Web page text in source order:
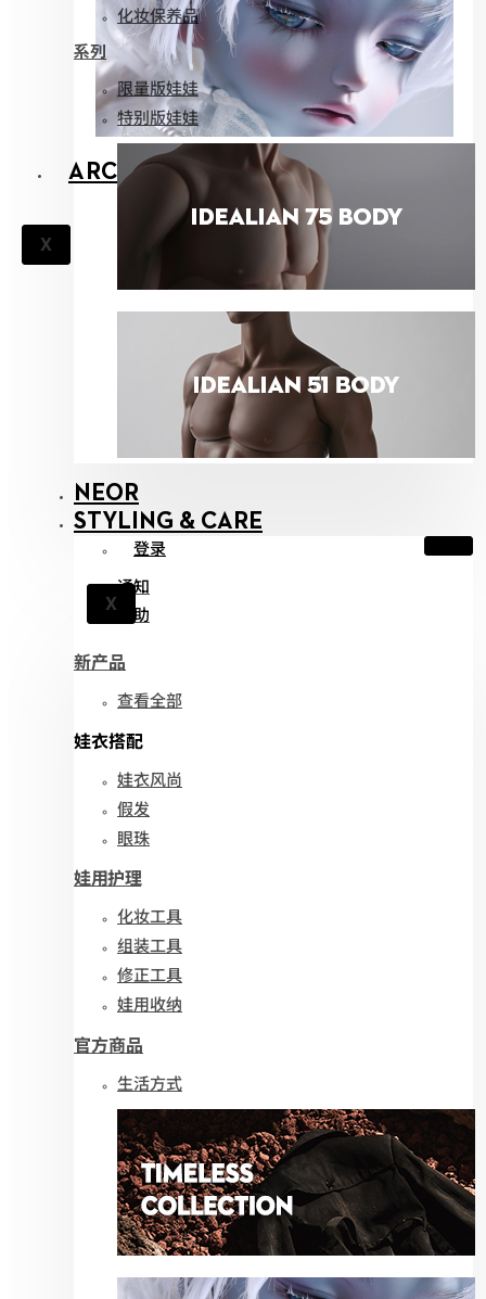
ARCHIVES
X
化妆保养品
系列
限量版娃娃
特别版娃娃
NEOR
STYLING & CARE
登录
X
通知
帮助
新产品
查看全部
娃衣搭配
娃衣风尚
假发
眼珠
娃用护理
化妆工具
组装工具
修正工具
娃用收纳
官方商品
生活方式